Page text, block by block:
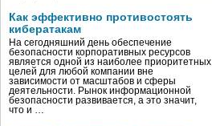
Как эффективно противостоять
кибератакам
На сегодняшний день обеспечение
безопасности корпоративных ресурсов
является одной из наиболее приоритетных
целей для любой компании вне
зависимости от масштабов и сферы
деятельности. Рынок информационной
безопасности развивается, а это значит,
что и …